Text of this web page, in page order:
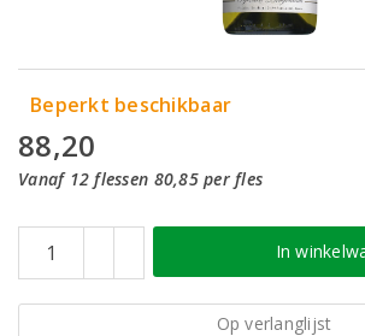
Beperkt beschikbaar
88,20
Vanaf 12 flessen 80,85 per fles
In
Op verlanglijst